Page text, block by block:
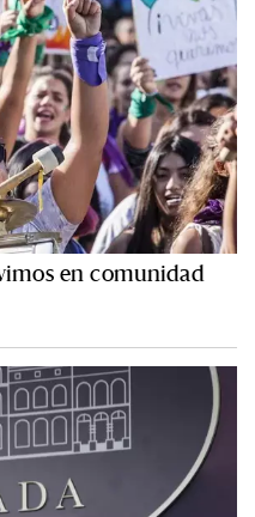
en comunidad